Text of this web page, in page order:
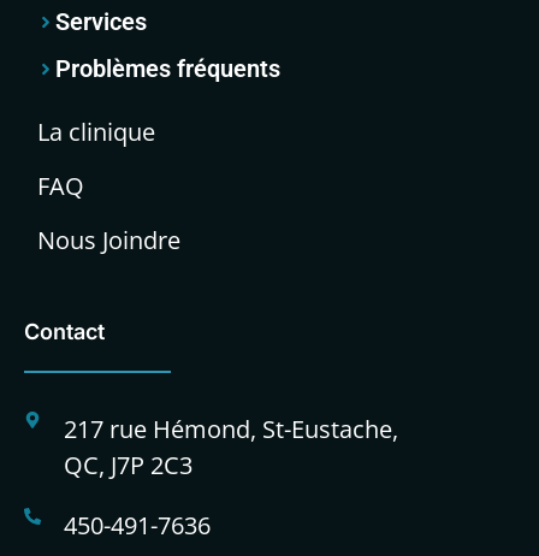
Services
Problèmes fréquents
La clinique
FAQ
Nous Joindre
Contact
217 rue Hémond, St-Eustache,
QC, J7P 2C3
450-491-7636